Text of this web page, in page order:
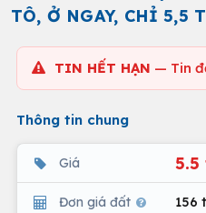
TÔ, Ở NGAY, CHỈ 5,5
TIN HẾT HẠN — Tin
Thông tin chung
Giá 5.5
Đơn giá đất 156